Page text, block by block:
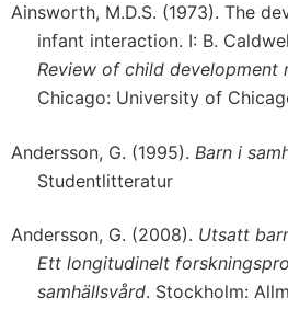
Ainsworth, M.D.S. (1973). The
infant interaction. I: B.
Review of child development
Chicago: University of
Andersson, G. (1995). Barn i
Studentlitteratur
Andersson, G. (2008). Utsatt
Ett longitudinelt
samhällsvård. Stockholm: